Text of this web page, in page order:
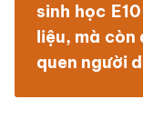
sinh học
liệu, mà còn
quen người